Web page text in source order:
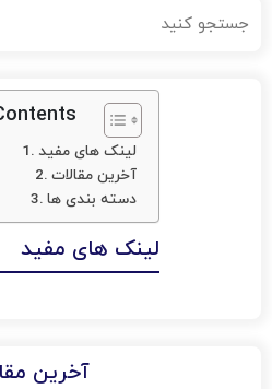
لینک های مفید
آخرین مقالات
دسته بندی ها
لینک های مفید
آخرین